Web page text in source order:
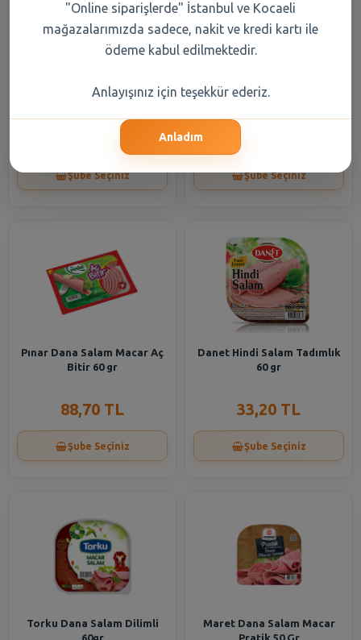
Bitir 75 gr
Şube Seçiniz
Fıstıklı B Dilim 50 Gr
Şube Seçiniz
Pınar Dana Salam Macar Aç
Bitir 60 gr
88,70 TL
Şube Seçiniz
Danet Hindi Salam Tadımlık
60 gr
33,20 TL
Şube Seçiniz
Torku Dana Salam Dilimli
60gr
Maret Dana Salam Macar
Pratik 50 Gr
"Online siparişlerde" İstanbul ve Kocaeli
mağazalarımızda sadece, nakit ve kredi kartı ile
ödeme kabul edilmektedir.
Anlayışınız için teşekkür ederiz.
Anladım